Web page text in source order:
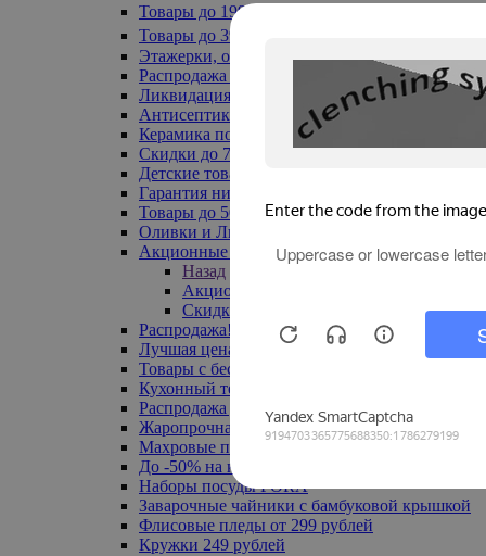
Товары до 199₽
Товары до 399₽
Этажерки, обувницы
Распродажа текстиля до -50%
Ликвидация до -70%
Антисептики
Керамика по 129 руб
Скидки до 70%
Детские товары
Гарантия низкой цены
Товары до 500 руб
Оливки и Лимоны
Акционные товары
Назад
Акционные товары
Скидка 20% по промокоду
Распродажа! Ульяновск до -70%
Лучшая цена
Товары с бесплатной доставкой
Кухонный текстиль
Распродажа до -50%
Жаропрочная посуда
Махровые полотенца
До -50% на ковры
Наборы посуды FORA
Заварочные чайники с бамбуковой крышкой
Флисовые пледы от 299 рублей
Кружки 249 рублей